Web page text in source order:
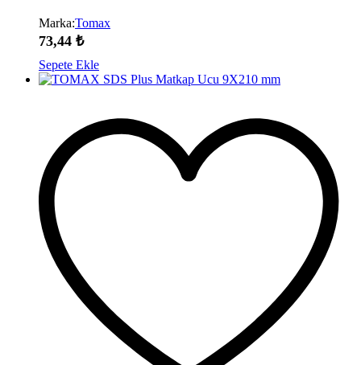
Marka:Tomax
73,44 ₺
Sepete Ekle